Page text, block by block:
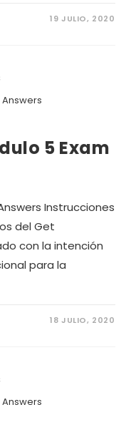
19 JULIO, 2020
Answers
5 Exam
Instrucciones
del Get
con la intención
para la
18 JULIO, 2020
Answers